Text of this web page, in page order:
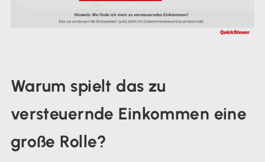
Warum spielt das zu
versteuernde Einkommen eine
große Rolle?